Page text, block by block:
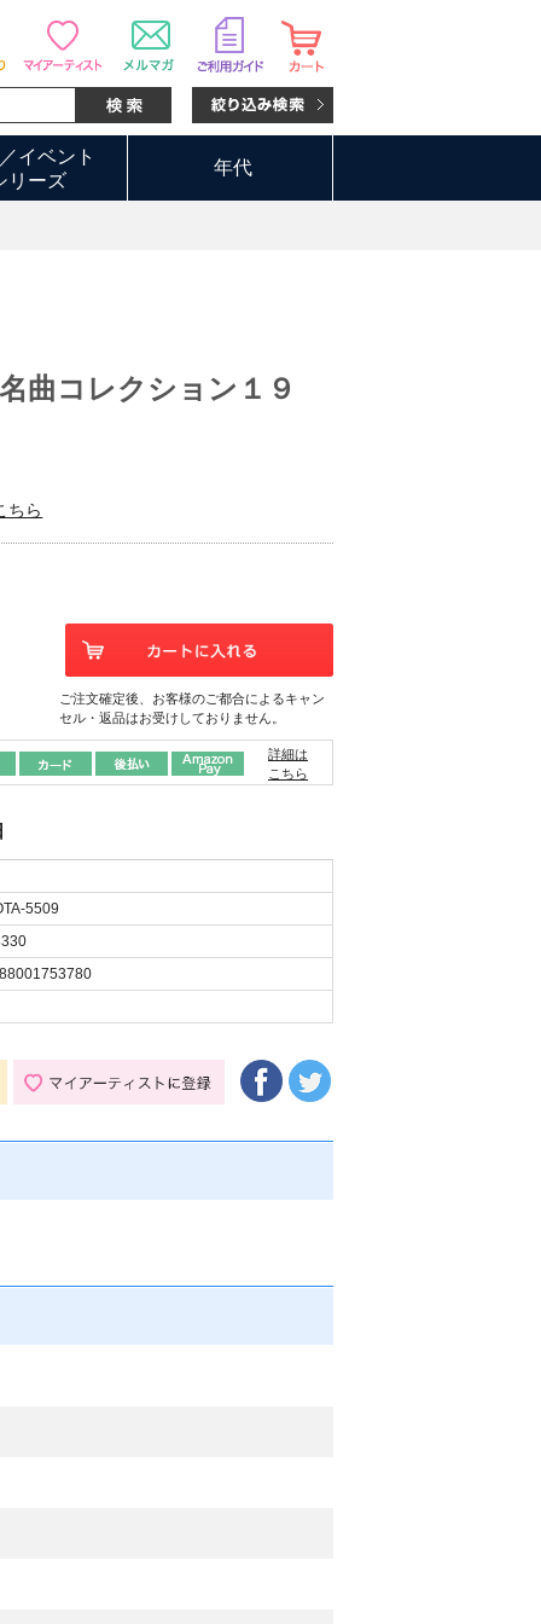
イベント
リーズ
年代
曲コレクション１９
ちら
ご注文確定後、お客様のご都合によるキャン
セル・返品はお受けしておりません。
詳細は
こちら
5509